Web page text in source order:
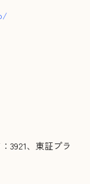
3921、東証プラ